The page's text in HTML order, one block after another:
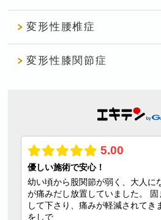
変形性腰椎症
変形性膝関節症